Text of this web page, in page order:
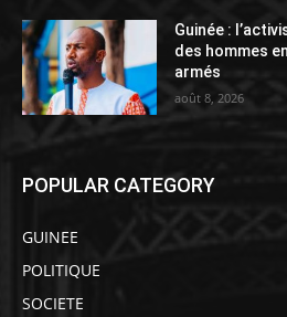
Guinée :
des hommes
armés
août 8, 2026
POPULAR CATEGORY
GUINEE
POLITIQUE
SOCIETE